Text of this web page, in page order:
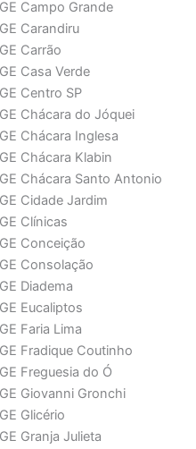
Campo Grande
Carandiru
Carrão
Casa Verde
Centro SP
Chácara do Jóquei
Chácara Inglesa
Chácara Klabin
Chácara Santo Antonio
Cidade Jardim
Clínicas
Conceição
Consolação
Diadema
Eucaliptos
Faria Lima
Fradique Coutinho
Freguesia do Ó
Giovanni Gronchi
Glicério
Granja Julieta